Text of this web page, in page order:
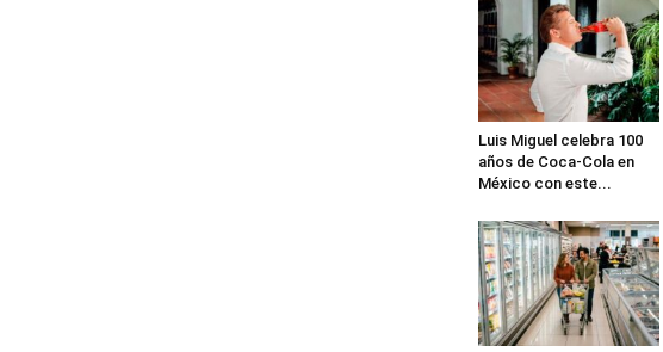
Luis Miguel celebra 100
años de Coca-Cola en
México con este...